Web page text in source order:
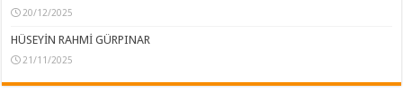
20/12/2025
HÜSEYİN RAHMİ GÜRPINAR
21/11/2025